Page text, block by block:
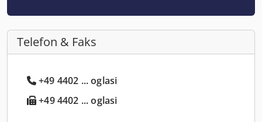
Telefon & Faks
+49 4402 ... oglasi
+49 4402 ... oglasi